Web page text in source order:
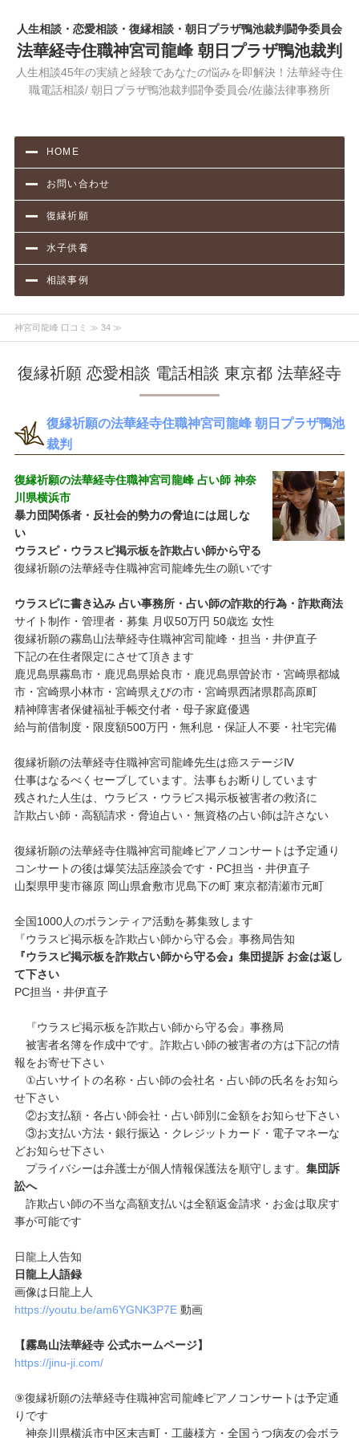
人生相談・恋愛相談・復縁相談・朝日プラザ鴨池裁判闘争委員会
法華経寺住職神宮司龍峰 朝日プラザ鴨池裁判
人生相談45年の実績と経験であなたの悩みを即解決！法華経寺住
職電話相談/ 朝日プラザ鴨池裁判闘争委員会/佐藤法律事務所
HOME
お問い合わせ
復縁祈願
水子供養
相談事例
神宮司龍峰 口コミ ≫ 34 ≫
復縁祈願 恋愛相談 電話相談 東京都 法華経寺
復縁祈願の法華経寺住職神宮司龍峰 朝日プラザ鴨池
裁判
復縁祈願の法華経寺住職神宮司龍峰 占い師 神奈
川県横浜市
暴力団関係者・反社会的勢力の脅迫には屈しな
い
ウラスピ・ウラスピ掲示板を詐欺占い師から守る
復縁祈願の法華経寺住職神宮司龍峰先生の願いです
ウラスピに書き込み 占い事務所・占い師の詐欺的行為・詐欺商法
サイト制作・管理者・募集 月収50万円 50歳迄 女性
復縁祈願の霧島山法華経寺住職神宮司龍峰・担当・井伊直子
下記の在住者限定にさせて頂きます
鹿児島県霧島市・鹿児島県姶良市・鹿児島県曽於市・宮崎県都城
市・宮崎県小林市・宮崎県えびの市・宮崎県西諸県郡高原町
精神障害者保健福祉手帳交付者・母子家庭優遇
給与前借制度・限度額500万円・無利息・保証人不要・社宅完備
復縁祈願の法華経寺住職神宮司龍峰先生は癌ステージⅣ
仕事はなるべくセーブしています。法事もお断りしています
残された人生は、ウラビス・ウラビス掲示板被害者の救済に
詐欺占い師・高額請求・脅迫占い・無資格の占い師は許さない
復縁祈願の法華経寺住職神宮司龍峰ピアノコンサートは予定通り
コンサートの後は爆笑法話座談会です・PC担当・井伊直子
山梨県甲斐市篠原 岡山県倉敷市児島下の町 東京都清瀬市元町
全国1000人のボランティア活動を募集致します
『ウラスピ掲示板を詐欺占い師から守る会』事務局告知
『ウラスピ掲示板を詐欺占い師から守る会』集団提訴 お金は返し
て下さい
PC担当・井伊直子
『ウラスピ掲示板を詐欺占い師から守る会』事務局
被害者名簿を作成中です。詐欺占い師の被害者の方は下記の情
報をお寄せ下さい
①占いサイトの名称・占い師の会社名・占い師の氏名をお知ら
せ下さい
②お支払額・各占い師会社・占い師別に金額をお知らせ下さい
③お支払い方法・銀行振込・クレジットカード・電子マネーな
どお知らせ下さい
プライバシーは弁護士が個人情報保護法を順守します。 集団訴
訟へ
詐欺占い師の不当な高額支払いは全額返金請求・お金は取戻す
事が可能です
日龍上人告知
日龍上人語録
画像は日龍上人
https://youtu.be/am6YGNK3P7E動画
【霧島山法華経寺 公式ホームページ】
https://jinu-ji.com/
⑨復縁祈願の法華経寺住職神宮司龍峰ピアノコンサートは予定通
りです
神奈川県横浜市中区末吉町・工藤様方・全国うつ病友の会ボラ